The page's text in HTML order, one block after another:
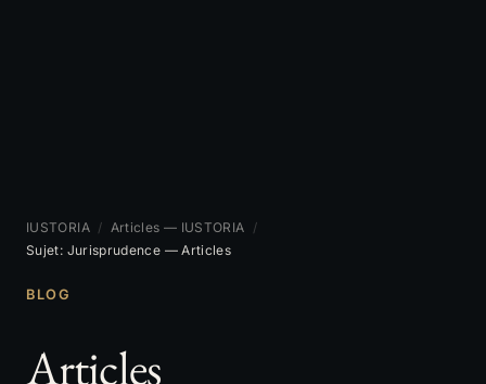
IUSTORIA / Articles — IUSTORIA /
Sujet: Jurisprudence — Articles
BLOG
Articles